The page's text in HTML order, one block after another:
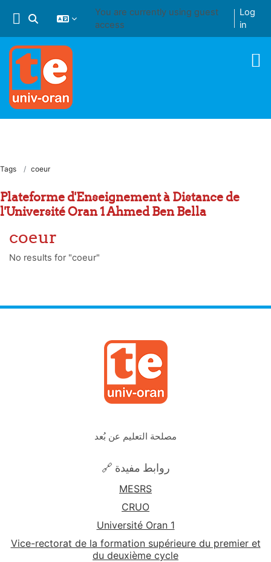
Toggle search input
You are currently using guest
access
Log
in
Tags coeur
Plateforme d'Enseignement à Distance de
l'Université Oran 1 Ahmed Ben Bella
coeur
No results for "coeur"
مصلحة التعليم عن بُعد
🔗 روابط مفيدة
MESRS
CRUO
Université Oran 1
Vice-rectorat de la formation supérieure du premier et
du deuxième cycle